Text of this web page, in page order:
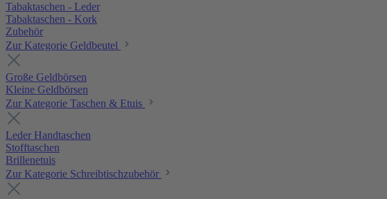
Tabaktaschen - Leder
Tabaktaschen - Kork
Zubehör
Zur Kategorie Geldbeutel
Große Geldbörsen
Kleine Geldbörsen
Zur Kategorie Taschen & Etuis
Leder Handtaschen
Stofftaschen
Brillenetuis
Zur Kategorie Schreibtischzubehör